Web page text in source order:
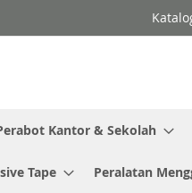
Kantor & Sekolah
Tape Peralatan